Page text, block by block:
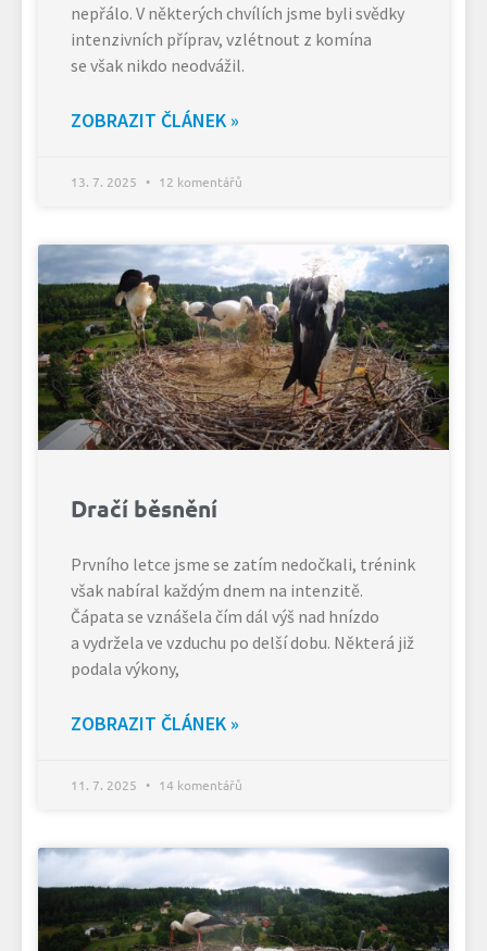
nepřálo. V některých chvílích jsme byli svědky
intenzivních příprav, vzlétnout z komína
se však nikdo neodvážil.
ZOBRAZIT ČLÁNEK »
13. 7. 2025 12 komentářů
Dračí běsnění
Prvního letce jsme se zatím nedočkali, trénink
však nabíral každým dnem na intenzitě.
Čápata se vznášela čím dál výš nad hnízdo
a vydržela ve vzduchu po delší dobu. Některá již
podala výkony,
ZOBRAZIT ČLÁNEK »
11. 7. 2025 14 komentářů